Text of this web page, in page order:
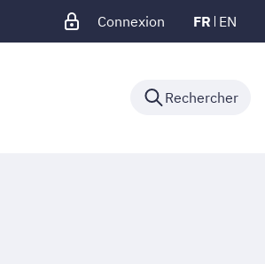
Connexion FR EN
Rechercher